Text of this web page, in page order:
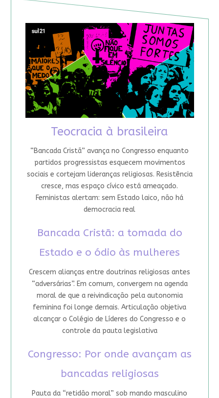
Teocracia à brasileira
“Bancada Cristã” avança no Congresso enquanto
partidos progressistas esquecem movimentos
sociais e cortejam lideranças religiosas. Resistência
cresce, mas espaço cívico está ameaçado.
Feministas alertam: sem Estado laico, não há
democracia real
Bancada Cristã: a tomada do
Estado e o ódio às mulheres
Crescem alianças entre doutrinas religiosas antes
“adversárias”. Em comum, convergem na agenda
moral de que a reivindicação pela autonomia
feminina foi longe demais. Articulação objetiva
alcançar o Colégio de Líderes do Congresso e o
controle da pauta legislativa
Congresso: Por onde avançam as
bancadas religiosas
Pauta da “retidão moral” sob mando masculino